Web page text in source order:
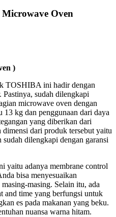
Oven
)
TOSHIBA ini hadir dengan
Pastinya, sudah dilengkapi
microwave oven dengan
kg dan penggunaan dari daya
yang diberikan dari
dari produk tersebut yaitu
dilengkapi dengan garansi
yaitu adanya membrane control
bisa menyesuaikan
masing. Selain itu, ada
and time yang berfungsi untuk
es pada makanan yang beku.
nuansa warna hitam.